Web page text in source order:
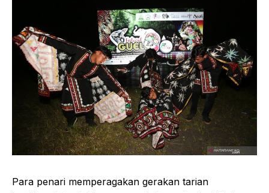
Para penari memperagakan gerakan tarian